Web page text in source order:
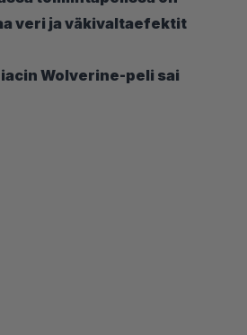
veri ja väkivaltaefektit
Wolverine-peli sai